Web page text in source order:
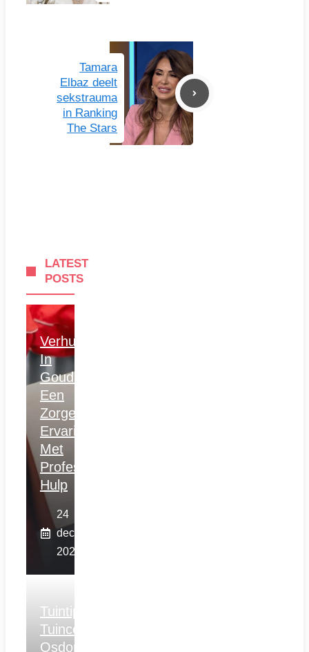
Tamara
Elbaz deelt
sekstrauma
in Ranking
The Stars
LATEST
POSTS
Verhuizen
In
Gouda:
Een
Zorgeloze
Ervaring
Met
Professionele
Hulp
24
december
2025
Tuintips
Tuincentrum
Osdorp